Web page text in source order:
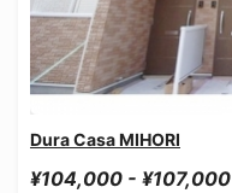
Dura Casa MIHORI
¥104,000 - ¥107,000